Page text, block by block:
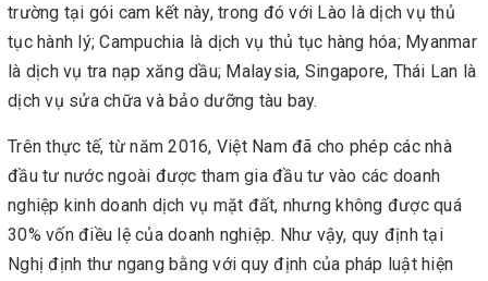
trường tại gói cam kết này, trong đó với Lào là dịch vụ thủ
tục hành lý; Campuchia là dịch vụ thủ tục hàng hóa; Myanmar
là dịch vụ tra nạp xăng dầu; Malaysia, Singapore, Thái Lan là
dịch vụ sửa chữa và bảo dưỡng tàu bay.
Trên thực tế, từ năm 2016, Việt Nam đã cho phép các nhà
đầu tư nước ngoài được tham gia đầu tư vào các doanh
nghiệp kinh doanh dịch vụ mặt đất, nhưng không được quá
30% vốn điều lệ của doanh nghiệp. Như vậy, quy định tại
Nghị định thư ngang bằng với quy định của pháp luật hiện